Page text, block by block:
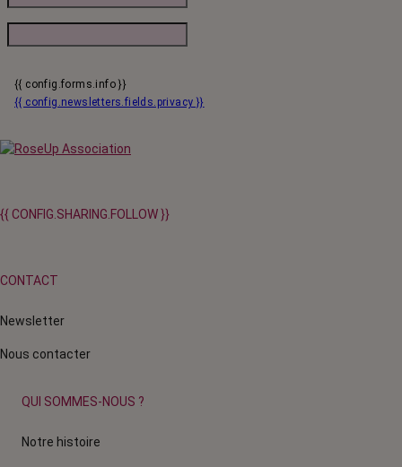
{{ config.forms.info }}
{{ config.newsletters.fields.privacy }}
{{ CONFIG.SHARING.FOLLOW }}
CONTACT
Newsletter
Nous contacter
QUI SOMMES-NOUS ?
Notre histoire